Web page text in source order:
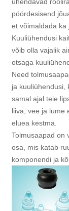
ühendavad
pöördesisend
et võimaldada ka
Kuuliühendusi
võib olla vajalik
otsaga
Need
ja kuuliühendusi,
samal ajal teie
liiva, vee ja lume
eluea kestma.
Tolmusaapad on
osa, mis katab
komponendi ja